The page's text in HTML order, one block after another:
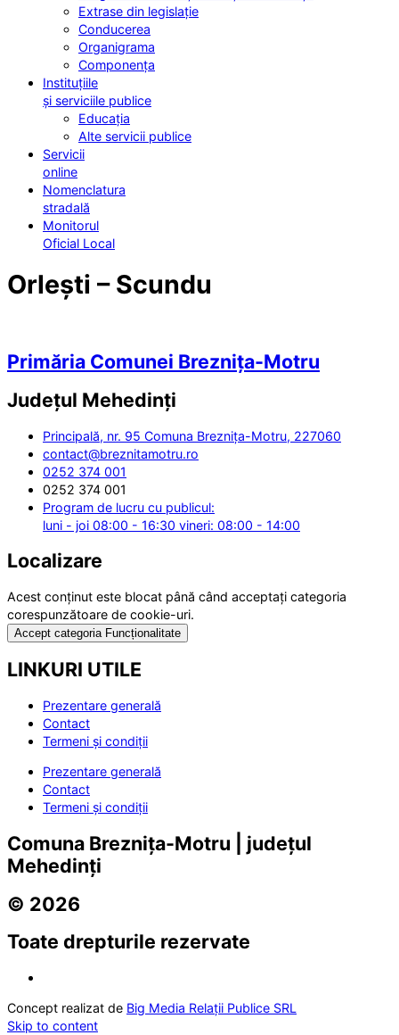
Extrase din legislație
Conducerea
Organigrama
Componența
Instituțiile
și serviciile publice
Educația
Alte servicii publice
Servicii
online
Nomenclatura
stradală
Monitorul
Oficial Local
Orlești – Scundu
Primăria Comunei Breznița-Motru
Județul Mehedinți
Principală, nr. 95 Comuna Breznița-Motru, 227060
contact@breznitamotru.ro
0252 374 001
0252 374 001
Program de lucru cu publicul:
luni - joi 08:00 - 16:30 vineri: 08:00 - 14:00
Localizare
Acest conținut este blocat până când acceptați categoria
corespunzătoare de cookie-uri.
Accept categoria Funcționalitate
LINKURI UTILE
Prezentare generală
Contact
Termeni și condiții
Prezentare generală
Contact
Termeni și condiții
Comuna Breznița-Motru | județul
Mehedinți
© 2026
Toate drepturile rezervate
Concept realizat de Big Media Relații Publice SRL
Skip to content